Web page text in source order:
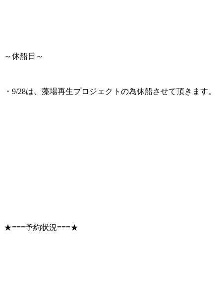
～休船日～
・9/28は、藻場再生プロジェクトの為休船させて頂きます。
★===予約状況===★